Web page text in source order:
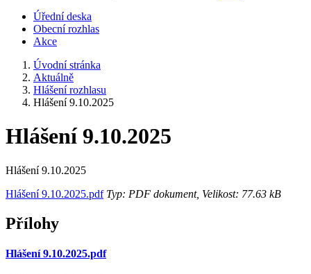
Úřední deska
Obecní rozhlas
Akce
Úvodní stránka
Aktuálně
Hlášení rozhlasu
Hlášení 9.10.2025
Hlášení 9.10.2025
Hlášení 9.10.2025
Hlášení 9.10.2025.pdfTyp: PDF dokument, Velikost: 77.63 kB
Přílohy
Hlášení 9.10.2025.pdf